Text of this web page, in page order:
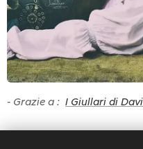
- Grazie a : I Giullari di